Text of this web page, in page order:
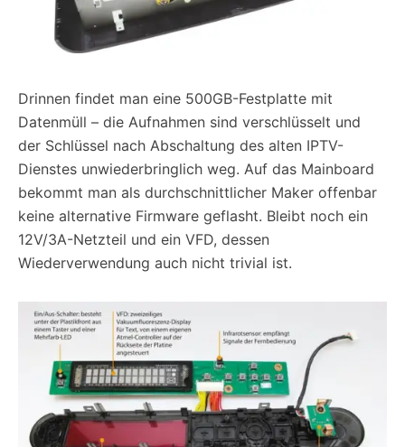
Drinnen findet man eine 500GB-Festplatte mit
Datenmüll – die Aufnahmen sind verschlüsselt und
der Schlüssel nach Abschaltung des alten IPTV-
Dienstes unwiederbringlich weg. Auf das Mainboard
bekommt man als durchschnittlicher Maker offenbar
keine alternative Firmware geflasht. Bleibt noch ein
12V/3A-Netzteil und ein VFD, dessen
Wiederverwendung auch nicht trivial ist.